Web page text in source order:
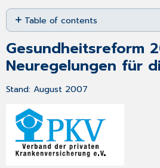
Save
as
PDF
Table of contents
2007
-
Neuregelungen
für
die
PKV
Vorwort
Versicherungsfreiheit
für
Arbeitnehmer
Gesundheitsreform
Neuregelungen für
Stand: August 2007